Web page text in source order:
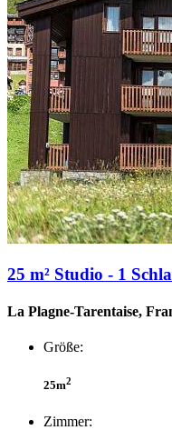
25 m² Studio - 1
La Plagne-Tarentaise,
Größe:
25m2
Zimmer: